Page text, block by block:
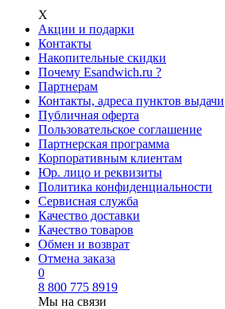
Х
Акции и подарки
Контакты
Накопительные скидки
Почему Esandwich.ru ?
Партнерам
Контакты, адреса пунктов выдачи
Публичная оферта
Пользовательское соглашение
Партнерская программа
Корпоративным клиентам
Юр. лицо и реквизиты
Политика конфиденциальности
Сервисная служба
Качество доставки
Качество товаров
Обмен и возврат
Отмена заказа
0
8 800 775 8919
Мы на связи